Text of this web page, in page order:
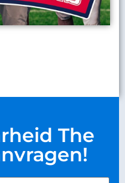
The